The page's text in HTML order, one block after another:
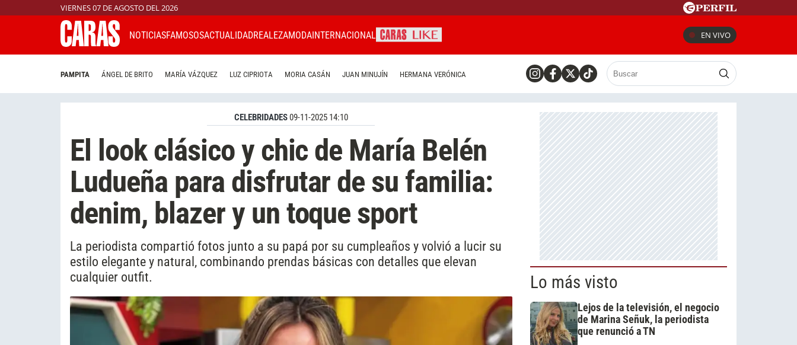
VIERNES 07 DE AGOSTO DEL 2026
NOTICIASFAMOSOSACTUALIDADREALEZAMODAINTERNACIONAL EN VIVO
PAMPITA ÁNGEL DE BRITO MARÍA VÁZQUEZ LUZ CIPRIOTA MORIA CASÁN JUAN MINUJÍN HERMANA VERÓNICA
CELEBRIDADES09-11-2025 14:10
El look clásico y chic de María Belén
Ludueña para disfrutar de su familia:
denim, blazer y un toque sport
La periodista compartió fotos junto a su papá por su cumpleaños y volvió a lucir su
estilo elegante y natural, combinando prendas básicas con detalles que elevan
cualquier outfit.
Lo más visto
Lejos de la televisión, el negocio
de Marina Señuk, la periodista
que renunció a TN